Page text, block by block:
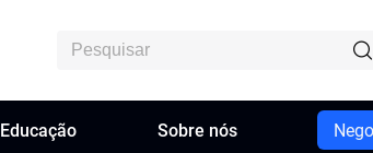
Educação Sobre nós